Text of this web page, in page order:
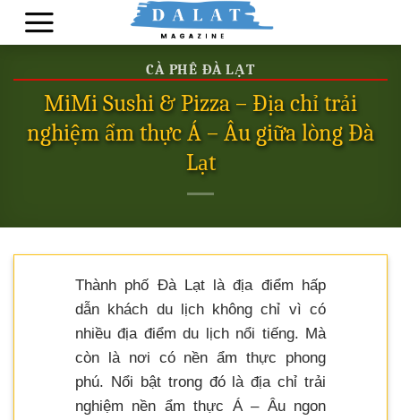
Skip
CÀ PHÊ ĐÀ LẠT
MiMi Sushi & Pizza – Địa chỉ trải
nghiệm ẩm thực Á – Âu giữa lòng Đà
Lạt
Thành phố Đà Lạt là địa điểm hấp
dẫn khách du lịch không chỉ vì có
nhiều địa điểm du lịch nổi tiếng. Mà
còn là nơi có nền ẩm thực phong
phú. Nổi bật trong đó là địa chỉ trải
nghiệm nền ẩm thực Á – Âu ngon